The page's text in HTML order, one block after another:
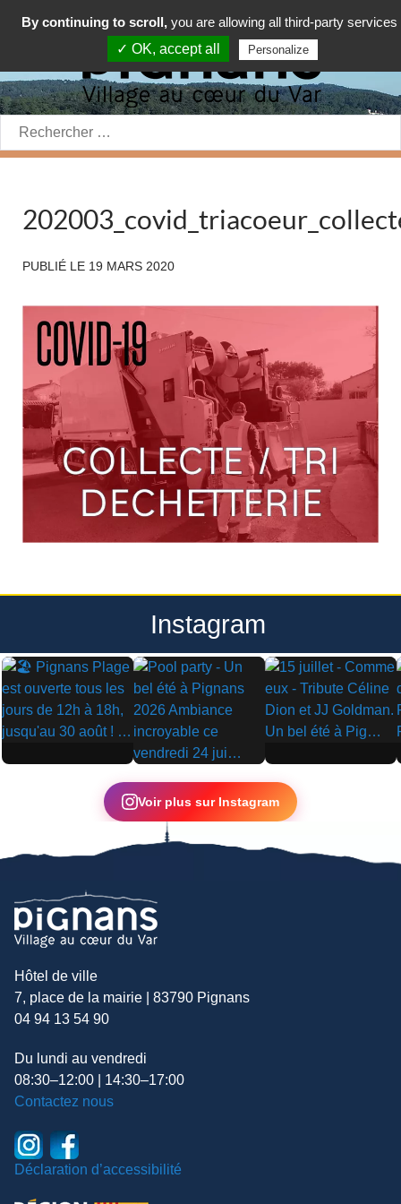
Rechercher:
PUBLIÉ LE 19 MARS 2020
Instagram
▶
▶
▶
Voir plus sur Instagram
Hôtel de ville
7, place de la mairie | 83790 Pignans
04 94 13 54 90
Du lundi au vendredi
08:30–12:00 | 14:30–17:00
Contactez nous
Déclaration d’accessibilité
By continuing to scroll, you are allowing all third-party services
✓ OK, accept all
Personalize